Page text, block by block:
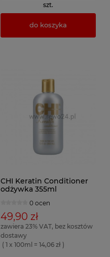
szt.
do koszyka
CHI Keratin Conditioner
odżywka 355ml
0 ocen
49,90 zł
zawiera 23% VAT, bez kosztów
dostawy
( 1 x 100ml = 14,06 zł )